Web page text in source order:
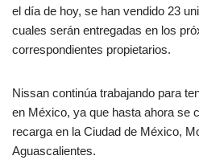
el día de hoy, se han vendido 23
cuales serán entregadas en los
correspondientes propietarios.
Nissan continúa trabajando para
en México, ya que hasta ahora se
recarga en la Ciudad de México,
Aguascalientes.